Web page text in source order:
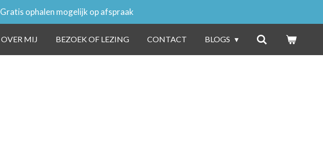
Gratis ophalen mogelijk op afspraak
OVER MIJ BEZOEK OF LEZING CONTACT BLOGS